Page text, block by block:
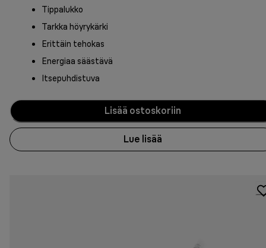
Tippalukko
Tarkka höyrykärki
Erittäin tehokas
Energiaa säästävä
Itsepuhdistuva
Lisää ostoskoriin
Lue lisää